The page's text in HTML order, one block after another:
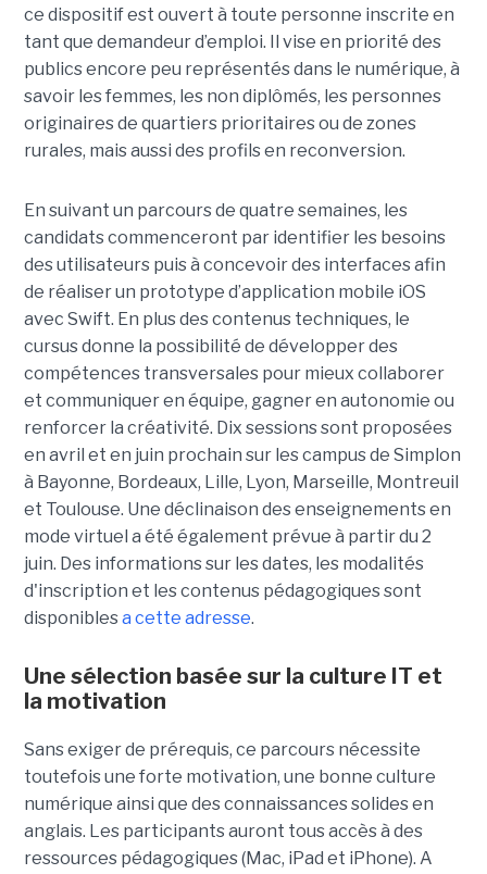
ce dispositif est ouvert à toute personne inscrite en
tant que demandeur d’emploi. Il vise en priorité des
publics encore peu représentés dans le numérique, à
savoir les femmes, les non diplômés, les personnes
originaires de quartiers prioritaires ou de zones
rurales, mais aussi des profils en reconversion.
En suivant un parcours de quatre semaines, les
candidats commenceront par identifier les besoins
des utilisateurs puis à concevoir des interfaces afin
de réaliser un prototype d’application mobile iOS
avec Swift. En plus des contenus techniques, le
cursus donne la possibilité de développer des
compétences transversales pour mieux collaborer
et communiquer en équipe, gagner en autonomie ou
renforcer la créativité. Dix sessions sont proposées
en avril et en juin prochain sur les campus de Simplon
à Bayonne, Bordeaux, Lille, Lyon, Marseille, Montreuil
et Toulouse. Une déclinaison des enseignements en
mode virtuel a été également prévue à partir du 2
juin. Des informations sur les dates, les modalités
d'inscription et les contenus pédagogiques sont
disponiblesa cette adresse.
Une sélection basée sur la culture IT et
la motivation
Sans exiger de prérequis, ce parcours nécessite
toutefois une forte motivation, une bonne culture
numérique ainsi que des connaissances solides en
anglais. Les participants auront tous accès à des
ressources pédagogiques (Mac, iPad et iPhone). A